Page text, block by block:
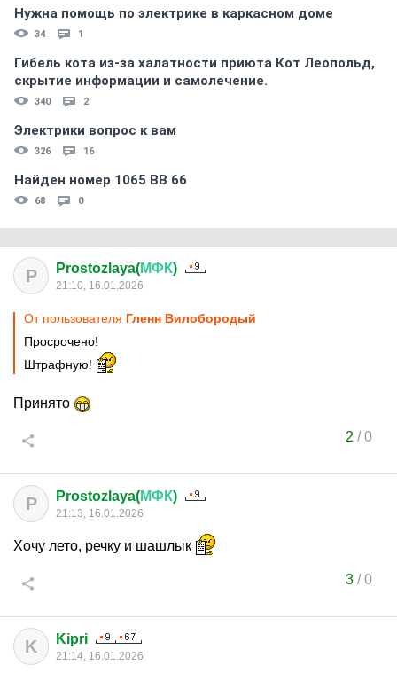
Нужна помощь по электрике в каркасном доме
34 1
Гибель кота из-за халатности приюта Кот Леопольд,
скрытиe информации и самолечение.
340 2
Электрики вопрос к вам
326 16
Найден номер 1065 ВВ 66
68 0
P Prostozlaya(МФК)
21:10, 16.01.2026
От пользователя Гленн Вилобородый
Просрочено!
Штрафную!
Принято
2 /0
P Prostozlaya(МФК)
21:13, 16.01.2026
Хочу лето, речку и шашлык
3/0
K Kipri
21:14, 16.01.2026